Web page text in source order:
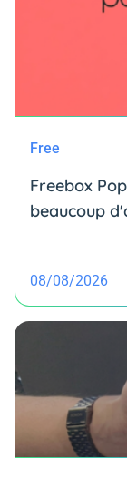
Free
Freebox
beaucoup
08/08/2026